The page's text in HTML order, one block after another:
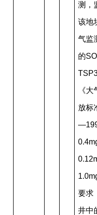
测，
该地
气监
的
《
放标
要求
井中